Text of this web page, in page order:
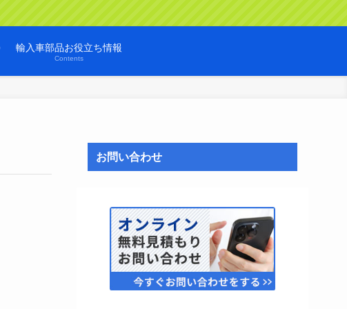
輸入車部品お役立ち情報
Contents
お問い合わせ